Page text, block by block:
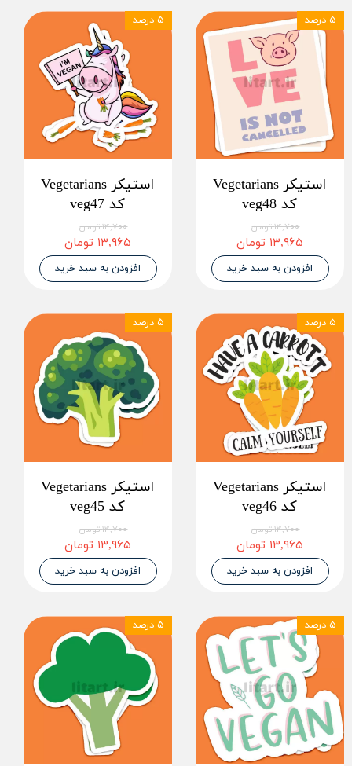
استیکر Vegetarians
کد veg48
۱۴,۷۰۰ تومان
۱۳,۹۶۵ تومان
افزودن به سبد خرید
۵ درصد
استیکر Vegetarians
کد veg47
۱۴,۷۰۰ تومان
۱۳,۹۶۵ تومان
افزودن به سبد خرید
۵ درصد
استیکر Vegetarians
کد veg46
۱۴,۷۰۰ تومان
۱۳,۹۶۵ تومان
افزودن به سبد خرید
۵ درصد
استیکر Vegetarians
کد veg45
۱۴,۷۰۰ تومان
۱۳,۹۶۵ تومان
افزودن به سبد خرید
۵ درصد
۵ درصد ۵ درصد